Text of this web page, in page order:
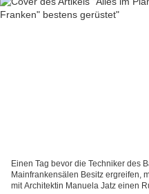
Einen Tag bevor die Techniker des
Mainfrankensälen Besitz ergreifen,
mit Architektin Manuela Jatz einen